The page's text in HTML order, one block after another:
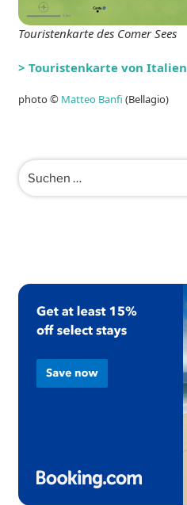
Touristenkarte des Comer Sees
> Touristenkarte von Italien
photo © Matteo Banfi (Bellagio)
Suchen
nach: